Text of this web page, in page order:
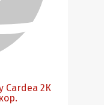
Cardea 2К